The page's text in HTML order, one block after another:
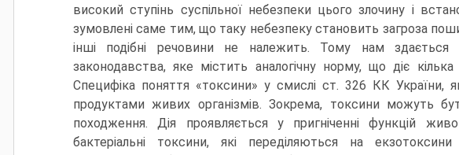
високий ступінь суспільної небезпеки цього злочину і
зумовлені саме тим, що таку небезпеку становить загроза
інші подібні речовини не належить. Тому нам здається
законодавства, яке містить аналогічну норму, що діє
Специфіка поняття «токсини» у смислі ст. 326 КК
продуктами живих організмів. Зокрема, токсини можуть
походження. Дія проявляється у пригніченні функцій
бактеріальні токсини, які переділяються на